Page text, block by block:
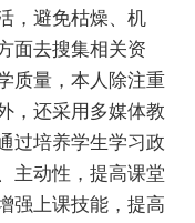
，避免枯燥、机
面去搜集相关资
质量，本人除注重
，还采用多媒体教
过培养学生学习政
主动性，提高课堂
强上课技能，提高